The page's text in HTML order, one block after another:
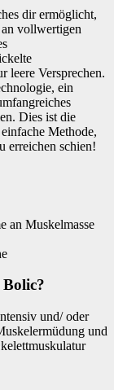
dir ermöglicht,
vollwertigen
leere Versprechen.
ein
Dies ist die
Methode,
erreichen schien!
an Muskelmasse
und/ oder
und